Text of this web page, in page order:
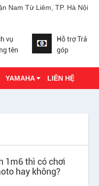
Nam Từ Liêm, TP. Hà Nội
vụ
tên
Hỗ trợ Trả
góp
YAMAHA LIÊN HỆ
1m6 thì có chơi
hay không?